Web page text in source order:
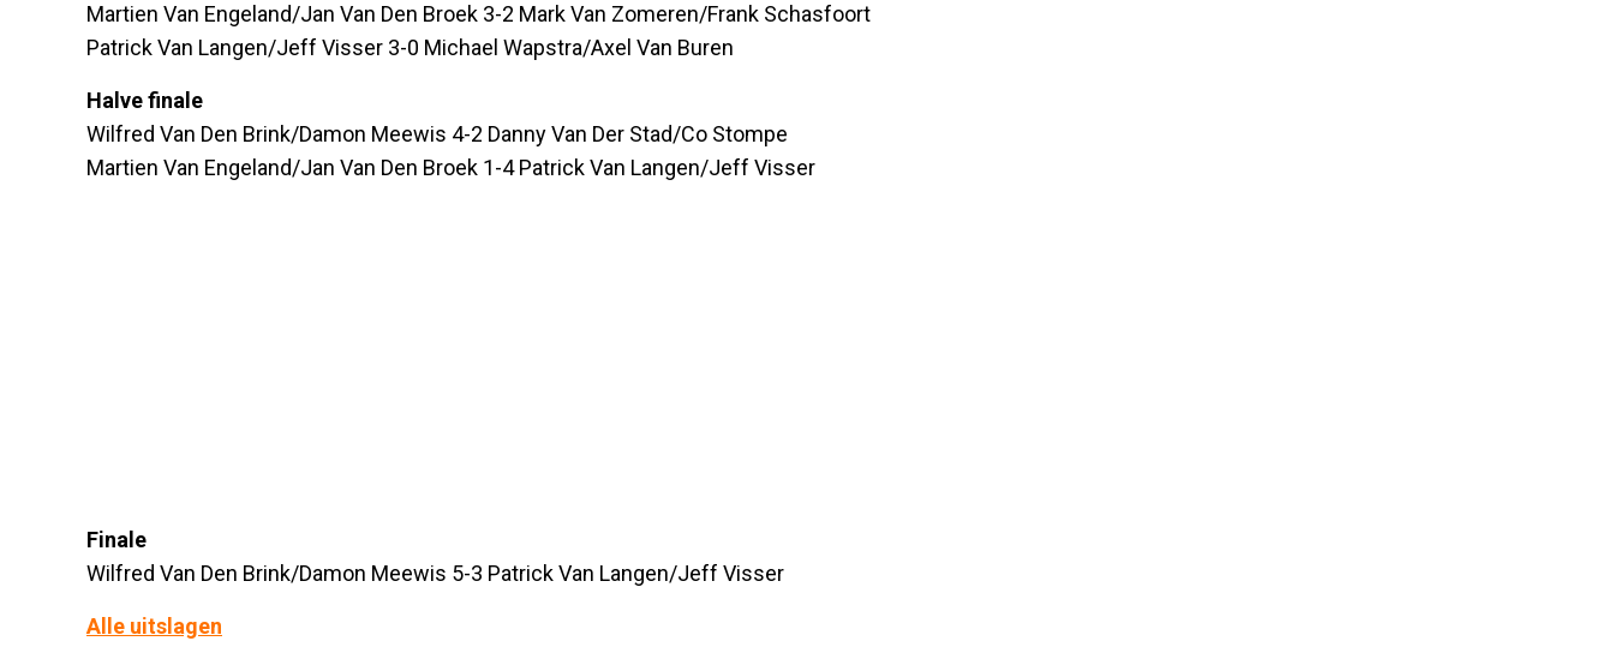
Martien Van Engeland/Jan Van Den Broek 3-2 Mark Van Zomeren/Frank Schasfoort
Patrick Van Langen/Jeff Visser 3-0 Michael Wapstra/Axel Van Buren
Halve finale
Wilfred Van Den Brink/Damon Meewis 4-2 Danny Van Der Stad/Co Stompe
Martien Van Engeland/Jan Van Den Broek 1-4 Patrick Van Langen/Jeff Visser
Finale
Wilfred Van Den Brink/Damon Meewis 5-3 Patrick Van Langen/Jeff Visser
Alle uitslagen